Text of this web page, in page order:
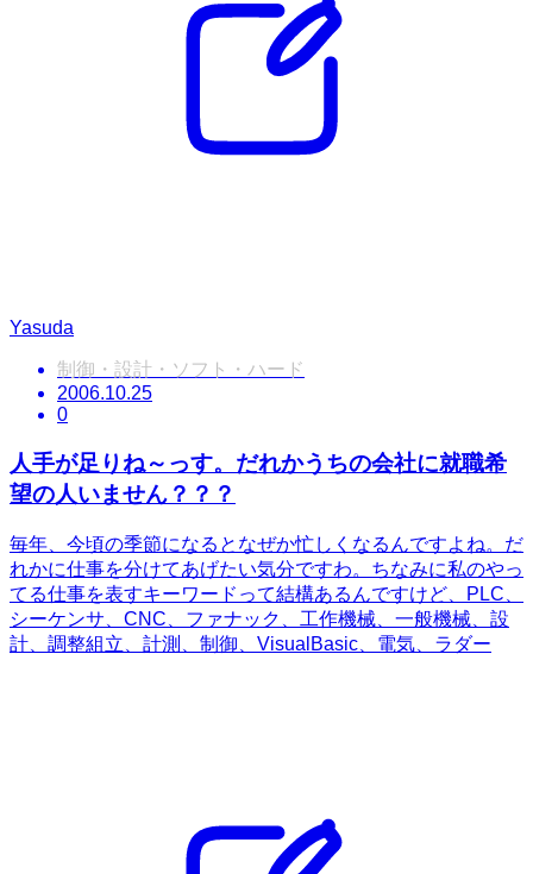
Yasuda
制御・設計・ソフト・ハード
2006.10.25
0
人手が足りね～っす。だれかうちの会社に就職希
望の人いません？？？
毎年、今頃の季節になるとなぜか忙しくなるんですよね。だ
れかに仕事を分けてあげたい気分ですわ。ちなみに私のやっ
てる仕事を表すキーワードって結構あるんですけど、PLC、
シーケンサ、CNC、ファナック、工作機械、一般機械、設
計、調整組立、計測、制御、VisualBasic、電気、ラダー